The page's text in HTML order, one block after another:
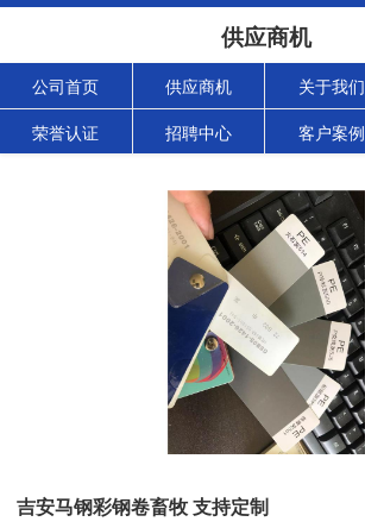
供应商机
公司首页 供应商机 关于我们
荣誉认证 招聘中心 客户案例
吉安马钢彩钢卷畜牧 支持定制